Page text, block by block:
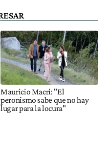
Mauricio Macri: "El
peronismo sabe que no hay
lugar para la locura"